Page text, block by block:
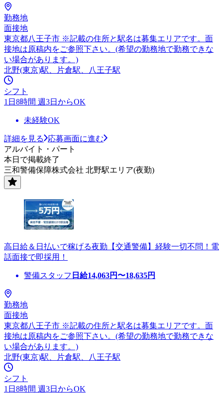
勤務地
面接地
東京都八王子市 ※記載の住所と駅名は募集エリアです。面
接地は原稿内をご参照下さい。(希望の勤務地で勤務できな
い場合があります。)
北野(東京)駅、片倉駅、八王子駅
シフト
1日8時間 週3日からOK
未経験OK
詳細を見る
応募画面に進む
アルバイト・パート
本日で掲載終了
三和警備保障株式会社 北野駅エリア(夜勤)
高日給＆日払いで稼げる夜勤【交通警備】経験一切不問！電
話面接で即採用！
警備スタッフ 日給14,063円〜18,635円
勤務地
面接地
東京都八王子市 ※記載の住所と駅名は募集エリアです。面
接地は原稿内をご参照下さい。(希望の勤務地で勤務できな
い場合があります。)
北野(東京)駅、片倉駅、八王子駅
シフト
1日8時間 週3日からOK